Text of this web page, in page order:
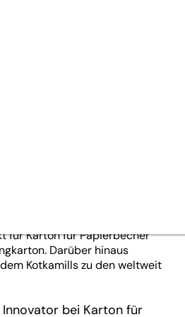
für Karton für Papierbecher
Darüber hinaus
Kotkamills zu den weltweit
Innovator bei Karton für